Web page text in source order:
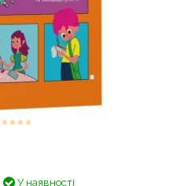
У наявності